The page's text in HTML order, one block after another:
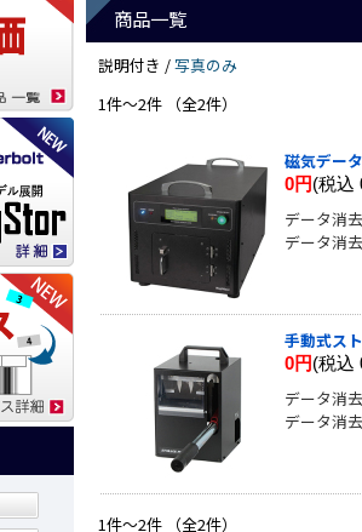
商品一覧
説明付き /写真のみ
1件～2件 （全2件）
磁気デー
0円(税込
データ
データ
手動式ス
0円(税込
データ
データ
1件～2件 （全2件）